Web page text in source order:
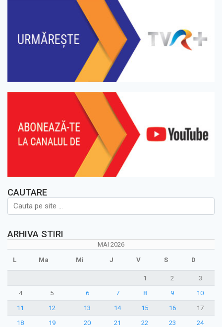
CAUTARE
ARHIVA STIRI
MAI 2026
L Ma Mi J V S D
1 2
3
4
5 6 7 8 9
10
11
12 13 14 15 16
17
18
19 20 21 22 23
24